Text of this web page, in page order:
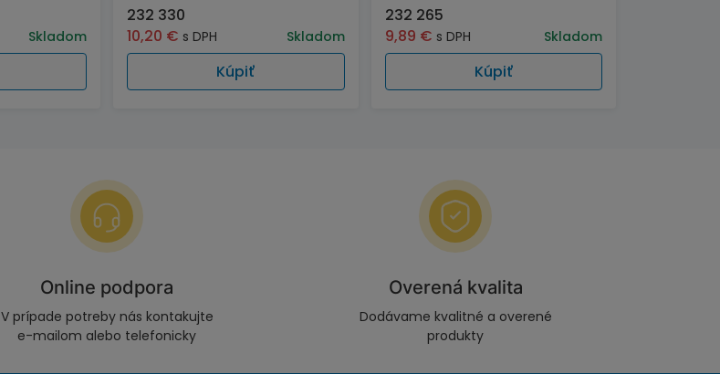
Skladom
232 330
10,20 € s DPH Skladom
Kúpiť
232 265
9,89 € s DPH Skladom
Kúpiť
Online podpora
V prípade potreby nás kontakujte
e-mailom alebo telefonicky
Overená kvalita
Dodávame kvalitné a overené
produkty